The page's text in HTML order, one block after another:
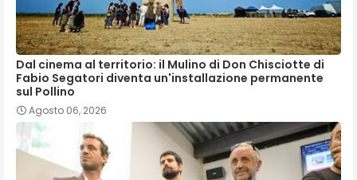
Dal cinema al territorio: il Mulino di Don Chisciotte di
Fabio Segatori diventa un'installazione permanente
sul Pollino
Agosto 06, 2026